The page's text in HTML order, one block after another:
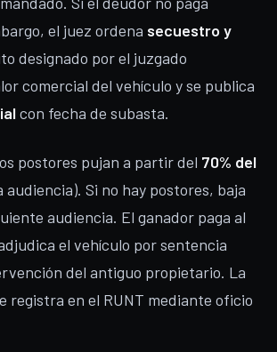
el juez ordena secuestro y
designado por el juzgado
comercial del vehículo y se publica
con fecha de subasta.
postores pujan a partir del 70% del
audiencia). Si no hay postores, baja
audiencia. El ganador paga al
el vehículo por sentencia
del antiguo propietario. La
registra en el RUNT mediante oficio